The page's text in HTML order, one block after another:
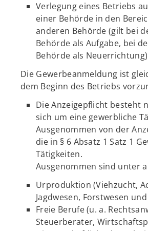
Verlegung eines Betriebs
einer Behörde in den
anderen Behörde (gilt bei
Behörde als Aufgabe, bei
Behörde als
Die Gewerbeanmeldung ist
dem Beginn des Betriebs
Die Anzeigepflicht besteht
sich um eine gewerbliche
Ausgenommen von der
die in § 6 Absatz 1 Satz 1
Tätigkeiten.
Ausgenommen sind unter
Urproduktion (Viehzucht,
Jagdwesen, Forstwesen
Freie Berufe (u. a.
Steuerberater,